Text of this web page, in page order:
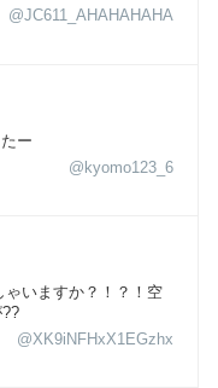
@JC611_AHAHAHAHA
ー
@kyomo123_6
いますか？！？！空
@XK9iNFHxX1EGzhx